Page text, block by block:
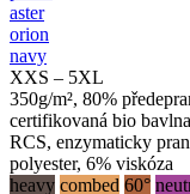
aster
orion
navy
XXS – 5XL
350g/m², 80%
certifikovaná bio
RCS, enzymaticky
polyester, 6% viskóza
heavy combed 60°